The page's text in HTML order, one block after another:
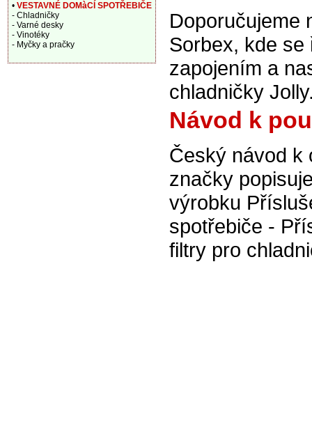
Doporučujeme
Sorbex, kde se
zapojením a
chladničky
Návod k
Český návod k
značky
výrobku
spotřebiče -
filtry pro
• VESTAVNÉ DOMàCÍ SPOTŘEBIČE
- Chladničky
- Varné desky
- Vinotéky
- Myčky a pračky